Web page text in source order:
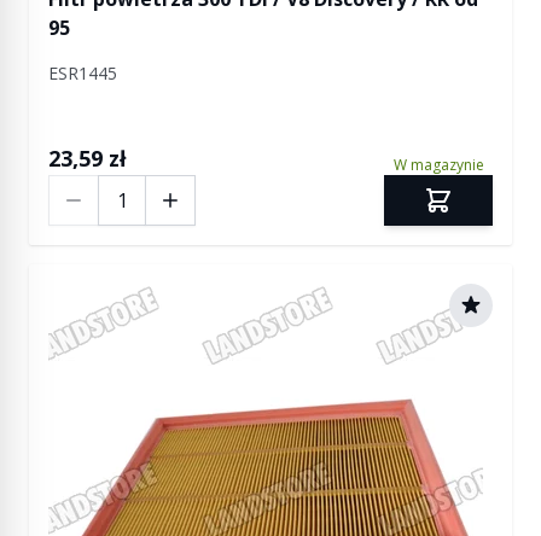
95
ESR1445
23,59 zł W magazynie